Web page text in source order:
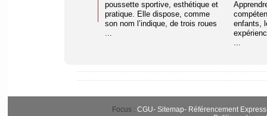
poussette sportive, esthétique et
pratique. Elle dispose, comme
son nom l’indique, de trois roues
...
enfants,
...
Focus : CGU- Sitemap- Référencement Express